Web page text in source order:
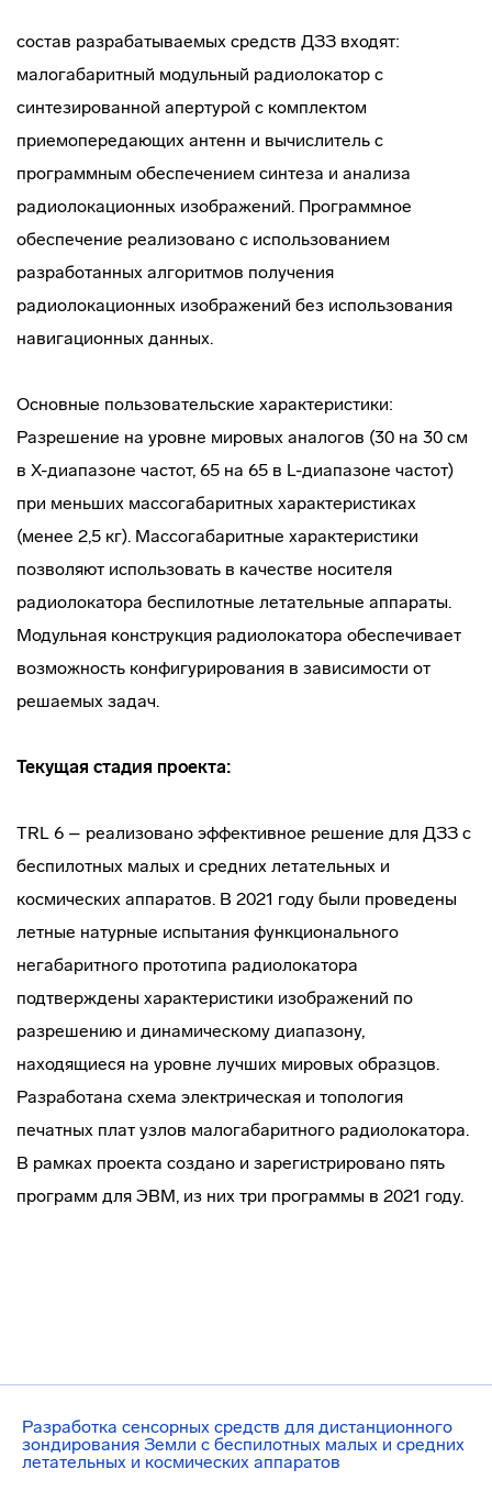
Разработка сенсорных средств для дистанционного
зондирования Земли с беспилотных малых и средних
летательных и космических аппаратов
состав разрабатываемых средств ДЗЗ входят:
малогабаритный модульный радиолокатор с
синтезированной апертурой с комплектом
приемопередающих антенн и вычислитель с
программным обеспечением синтеза и анализа
радиолокационных изображений. Программное
обеспечение реализовано с использованием
разработанных алгоритмов получения
радиолокационных изображений без использования
навигационных данных.
Основные пользовательские характеристики:
Разрешение на уровне мировых аналогов (30 на 30 см
в X-диапазоне частот, 65 на 65 в L-диапазоне частот)
при меньших массогабаритных характеристиках
(менее 2,5 кг). Массогабаритные характеристики
позволяют использовать в качестве носителя
радиолокатора беспилотные летательные аппараты.
Модульная конструкция радиолокатора обеспечивает
возможность конфигурирования в зависимости от
решаемых задач.
Текущая стадия проекта:
TRL 6 – реализовано эффективное решение для ДЗЗ с
беспилотных малых и средних летательных и
космических аппаратов. В 2021 году были проведены
летные натурные испытания функционального
негабаритного прототипа радиолокатора
подтверждены характеристики изображений по
разрешению и динамическому диапазону,
находящиеся на уровне лучших мировых образцов.
Разработана схема электрическая и топология
печатных плат узлов малогабаритного радиолокатора.
В рамках проекта создано и зарегистрировано пять
программ для ЭВМ, из них три программы в 2021 году.